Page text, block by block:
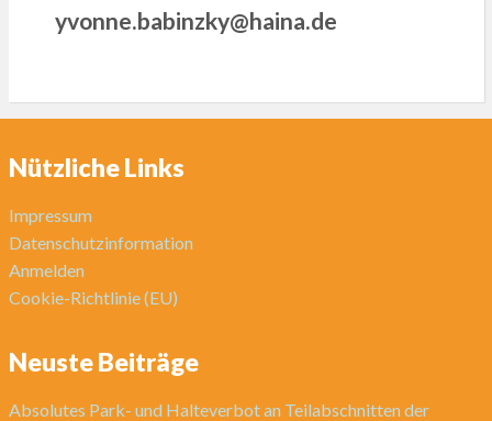
yvonne.babinzky@haina.de
Nützliche Links
Impressum
Datenschutzinformation
Anmelden
Cookie-Richtlinie (EU)
Neuste Beiträge
Absolutes Park- und Halteverbot an Teilabschnitten der